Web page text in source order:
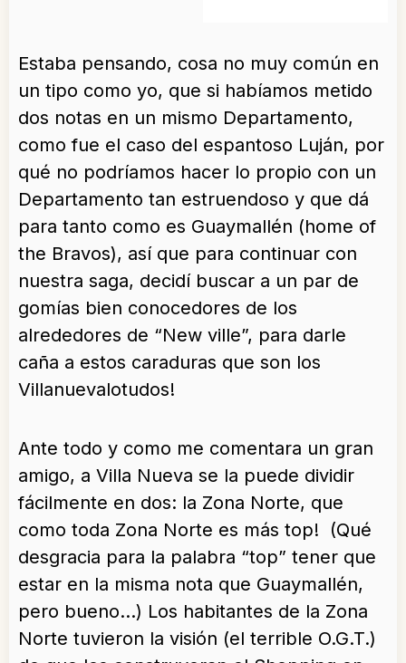
Estaba pensando, cosa no muy común en
un tipo como yo, que si habíamos metido
dos notas en un mismo Departamento,
como fue el caso del espantoso Luján, por
qué no podríamos hacer lo propio con un
Departamento tan estruendoso y que dá
para tanto como es Guaymallén (home of
the Bravos), así que para continuar con
nuestra saga, decidí buscar a un par de
gomías bien conocedores de los
alrededores de “New ville”, para darle
caña a estos caraduras que son los
Villanuevalotudos!
Ante todo y como me comentara un gran
amigo, a Villa Nueva se la puede dividir
fácilmente en dos: la Zona Norte, que
como toda Zona Norte es más top! (Qué
desgracia para la palabra “top” tener que
estar en la misma nota que Guaymallén,
pero bueno…) Los habitantes de la Zona
Norte tuvieron la visión (el terrible O.G.T.)